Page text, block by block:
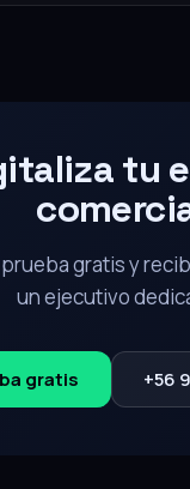
tu
gratis y
un ejecutivo
gratis +56